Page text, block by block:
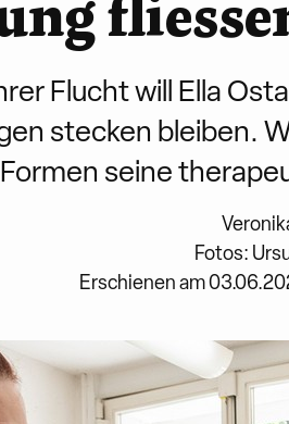
Flucht will Ella
stecken bleiben.
Formen seine
Fotos:
Erschienen am